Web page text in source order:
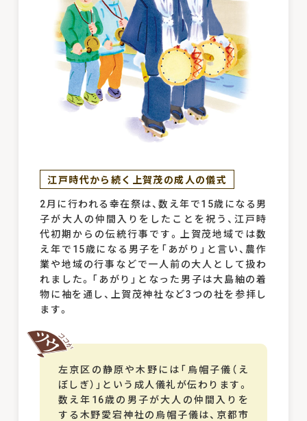
江戸時代から続く上賀茂の成人の儀式
2月に行われる幸在祭は、数え年で15歳になる男
子が大人の仲間入りをしたことを祝う、江戸時
代初期からの伝統行事です。上賀茂地域では数
え年で15歳になる男子を「あがり」と言い、農作
業や地域の行事などで一人前の大人として扱わ
れました。「あがり」となった男子は大島紬の着
物に袖を通し、上賀茂神社など3つの社を参拝し
ます。
左京区の静原や木野には「烏帽子儀（え
ぼしぎ）」という成人儀礼が伝わります。
数え年16歳の男子が大人の仲間入りを
する木野愛宕神社の烏帽子儀は、京都市